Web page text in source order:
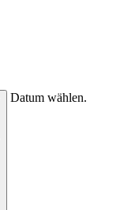
Datum wählen.